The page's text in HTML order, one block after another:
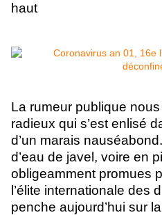
haut
La rumeur publique
radieux qui s’est enlisé
d’un marais
d’eau de javel, voire en
obligeamment promues
l’élite internationale des
penche aujourd’hui sur